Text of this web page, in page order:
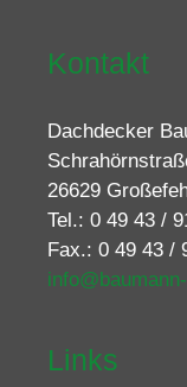
Kontakt
Dachdecker
26629
Tel.: 0 49 43 /
Fax.: 0 49 43 /
Links